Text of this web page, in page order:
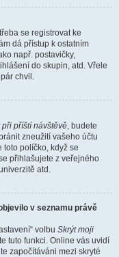
se registrovat ke
dá přístup k ostatním
např. postavičky,
do skupin, atd. Vřele
chvil.
příští návštěvě, budete
zneužití vašeho účtu
toto políčko, když se
přihlašujete z veřejného
atd.
v seznamu právě
volbu Skrýt moji
tuto funkci. Online vás uvidí
započítáváni mezi skryté